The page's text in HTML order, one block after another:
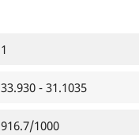
1
33.930 - 31.1035
916.7/1000